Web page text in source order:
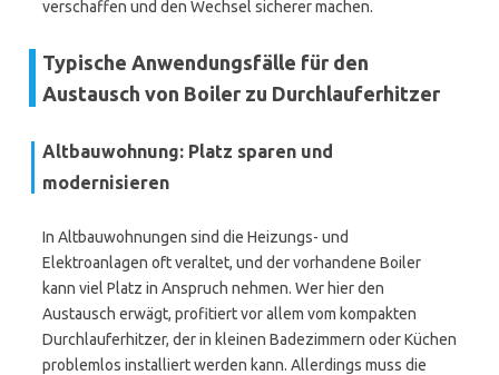
verschaffen und den Wechsel sicherer machen.
Typische Anwendungsfälle für den
Austausch von Boiler zu Durchlauferhitzer
Altbauwohnung: Platz sparen und
modernisieren
In Altbauwohnungen sind die Heizungs- und
Elektroanlagen oft veraltet, und der vorhandene Boiler
kann viel Platz in Anspruch nehmen. Wer hier den
Austausch erwägt, profitiert vor allem vom kompakten
Durchlauferhitzer, der in kleinen Badezimmern oder Küchen
problemlos installiert werden kann. Allerdings muss die